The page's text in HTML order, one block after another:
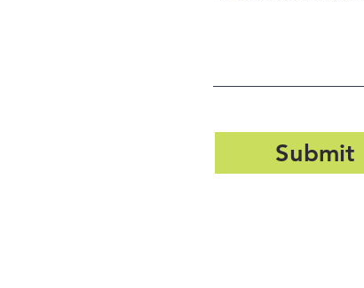
Submit